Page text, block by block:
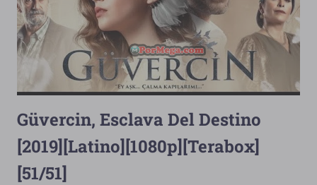
Güvercin, Esclava Del Destino
[2019][Latino][1080p][Terabox]
[51/51]